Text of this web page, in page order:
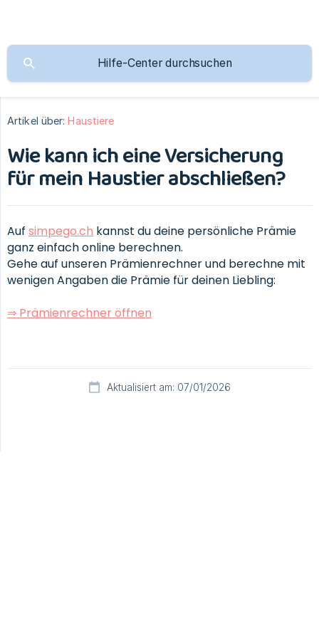
Artikel über: Haustiere
Wie kann ich eine Versicherung
für mein Haustier abschließen?
Auf simpego.ch kannst du deine persönliche Prämie
ganz einfach online berechnen.
Gehe auf unseren Prämienrechner und berechne mit
wenigen Angaben die Prämie für deinen Liebling:
⇒ Prämienrechner öffnen
Aktualisiert am: 07/01/2026